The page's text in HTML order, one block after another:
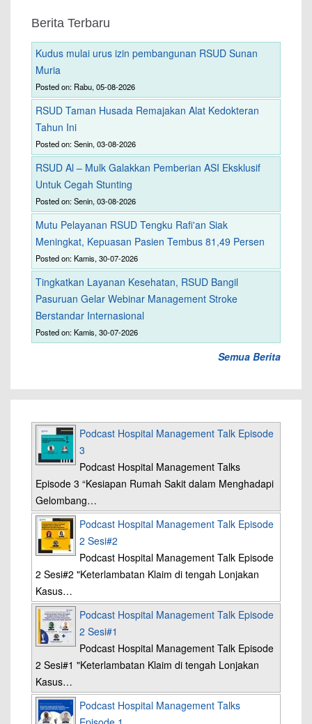
Berita Terbaru
Kudus mulai urus izin pembangunan RSUD Sunan
Muria
Posted on: Rabu, 05-08-2026
RSUD Taman Husada Remajakan Alat Kedokteran
Tahun Ini
Posted on: Senin, 03-08-2026
RSUD Al – Mulk Galakkan Pemberian ASI Eksklusif
Untuk Cegah Stunting
Posted on: Senin, 03-08-2026
Mutu Pelayanan RSUD Tengku Rafi'an Siak
Meningkat, Kepuasan Pasien Tembus 81,49 Persen
Posted on: Kamis, 30-07-2026
Tingkatkan Layanan Kesehatan, RSUD Bangil
Pasuruan Gelar Webinar Management Stroke
Berstandar Internasional
Posted on: Kamis, 30-07-2026
Semua Berita
Podcast Hospital Management Talk Episode
3
Podcast Hospital Management Talks
Episode 3 “Kesiapan Rumah Sakit dalam Menghadapi
Gelombang…
Podcast Hospital Management Talk Episode
2 Sesi#2
Podcast Hospital Management Talk Episode
2 Sesi#2 "Keterlambatan Klaim di tengah Lonjakan
Kasus…
Podcast Hospital Management Talk Episode
2 Sesi#1
Podcast Hospital Management Talk Episode
2 Sesi#1 "Keterlambatan Klaim di tengah Lonjakan
Kasus…
Podcast Hospital Management Talks